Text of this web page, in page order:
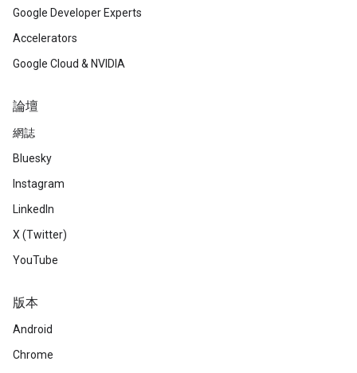
Google Developer Experts
Accelerators
Google Cloud & NVIDIA
論壇
網誌
Bluesky
Instagram
LinkedIn
X (Twitter)
YouTube
版本
Android
Chrome